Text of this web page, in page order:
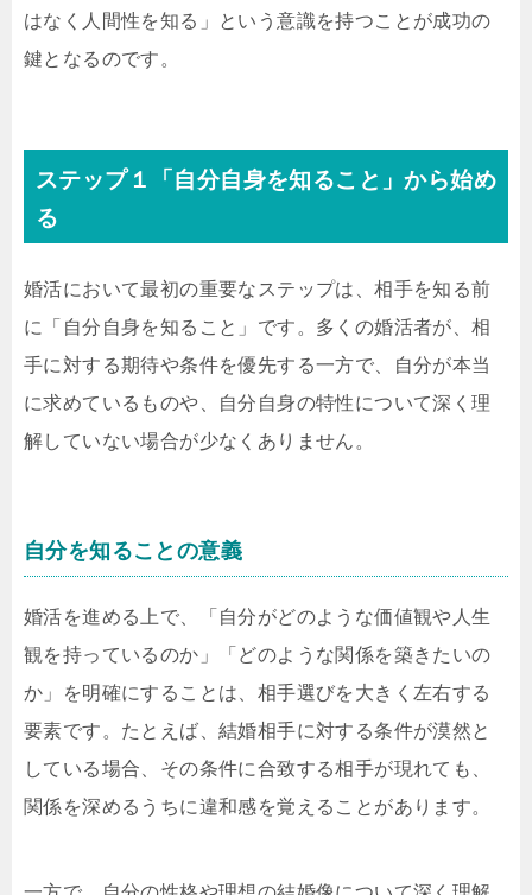
はなく人間性を知る」という意識を持つことが成功の
鍵となるのです。
ステップ１「自分自身を知ること」から始め
る
婚活において最初の重要なステップは、相手を知る前
に「自分自身を知ること」です。多くの婚活者が、相
手に対する期待や条件を優先する一方で、自分が本当
に求めているものや、自分自身の特性について深く理
解していない場合が少なくありません。
自分を知ることの意義
婚活を進める上で、「自分がどのような価値観や人生
観を持っているのか」「どのような関係を築きたいの
か」を明確にすることは、相手選びを大きく左右する
要素です。たとえば、結婚相手に対する条件が漠然と
している場合、その条件に合致する相手が現れても、
関係を深めるうちに違和感を覚えることがあります。